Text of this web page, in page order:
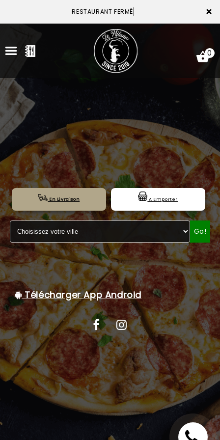
×
RESTAURANT FERMÉ
ACCUEIL
LA CARTE
VOTRE COMPTE
NOTRE RESTAURANT
VOS AVIS
MENTIONS LÉGALES
C.G.V
0
En Livraison A Emporter
Go!
Télécharger App Android